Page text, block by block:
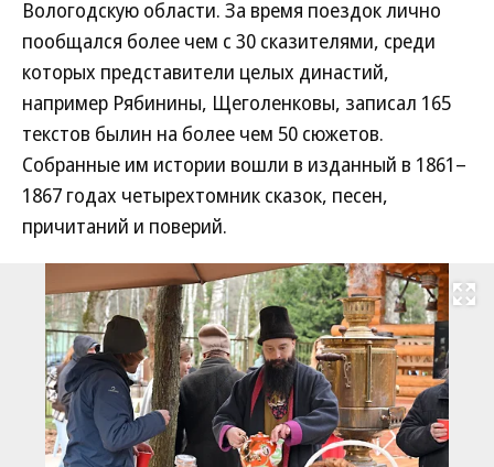
Вологодскую области. За время поездок лично
пообщался более чем с 30 сказителями, среди
которых представители целых династий,
например Рябинины, Щеголенковы, записал 165
текстов былин на более чем 50 сюжетов.
Собранные им истории вошли в изданный в 1861–
1867 годах четырехтомник сказок, песен,
причитаний и поверий.
Развернуть